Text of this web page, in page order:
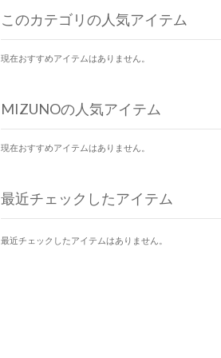
このカテゴリの人気アイテム
現在おすすめアイテムはありません。
MIZUNOの人気アイテム
現在おすすめアイテムはありません。
最近チェックしたアイテム
最近チェックしたアイテムはありません。